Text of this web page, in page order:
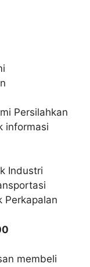
Persilahkan
informasi
Industri
Perkapalan
membeli